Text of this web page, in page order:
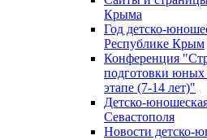
Крыма
Год детско-
Республике Крым
Конференция
подготовки юных
этапе (7-14 лет)"
Детско-
Севастополя
Новости детско-